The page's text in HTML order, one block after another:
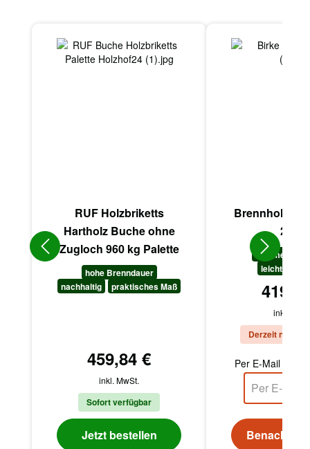
RUF Holzbriketts
Hartholz Buche ohne
Zugloch 960 kg Palette
hohe Brenndauer
nachhaltig
praktisches Maß
459,84 €
inkl. MwSt.
Sofort verfügbar
Jetzt bestellen
Brennholz
2 RM
leicht
inkl.
Derzeit nicht
Per E-Mail